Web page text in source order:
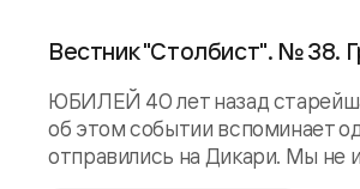
Вестник "Столбист". № 38.
ЮБИЛЕЙ 40 лет назад
об этом событии вспоминает
отправились на Дикари. Мы не